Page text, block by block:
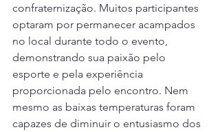
confraternização. Muitos participantes
optaram por permanecer acampados
no local durante todo o evento,
demonstrando sua paixão pelo
esporte e pela experiência
proporcionada pelo encontro. Nem
mesmo as baixas temperaturas foram
capazes de diminuir o entusiasmo dos